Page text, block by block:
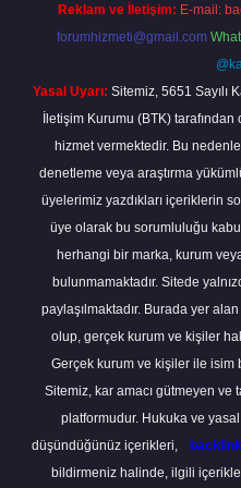
Reklam ve İletişim: E-mail:
forumhizmeti@gmail.com
Yasal Uyarı: Sitemiz, 5651 Sayılı
İletişim Kurumu (BTK)
hizmet vermektedir. Bu
denetleme veya araştırma
üyelerimiz yazdıkları içeriklerin
üye olarak bu sorumluluğu
herhangi bir marka, kurum
bulunmamaktadır. Sitede
paylaşılmaktadır. Burada yer
olup, gerçek kurum ve kişiler
Gerçek kurum ve kişiler ile
Sitemiz, kar amacı gütmeyen ve
platformudur. Hukuka ve
düşündüğünüz içerikleri,
bildirmeniz halinde, ilgili